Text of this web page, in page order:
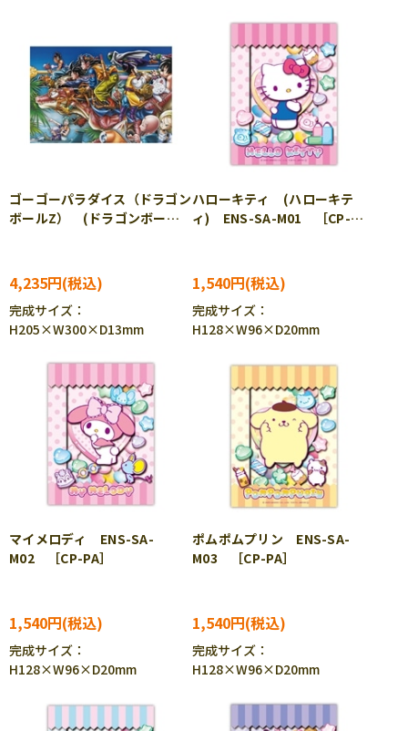
ゴーゴーパラダイス（ドラゴン
ボールZ） (ドラゴンボー
4,235円
完成サイズ：
H205×W300×D13mm
ハローキティ (ハローキテ
ィ) ENS-SA-M01 ［CP-
1,540円
完成サイズ：
H128×W96×D20mm
マイメロディ ENS-SA-
M02 ［CP-PA］
1,540円
完成サイズ：
H128×W96×D20mm
ポムポムプリン ENS-SA-
M03 ［CP-PA］
1,540円
完成サイズ：
H128×W96×D20mm